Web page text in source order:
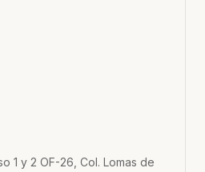
1 y 2 OF-26, Col. Lomas de